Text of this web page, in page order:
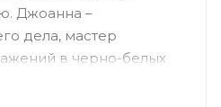
Джоанна –
дела, мастер
в черно-белых
крупные